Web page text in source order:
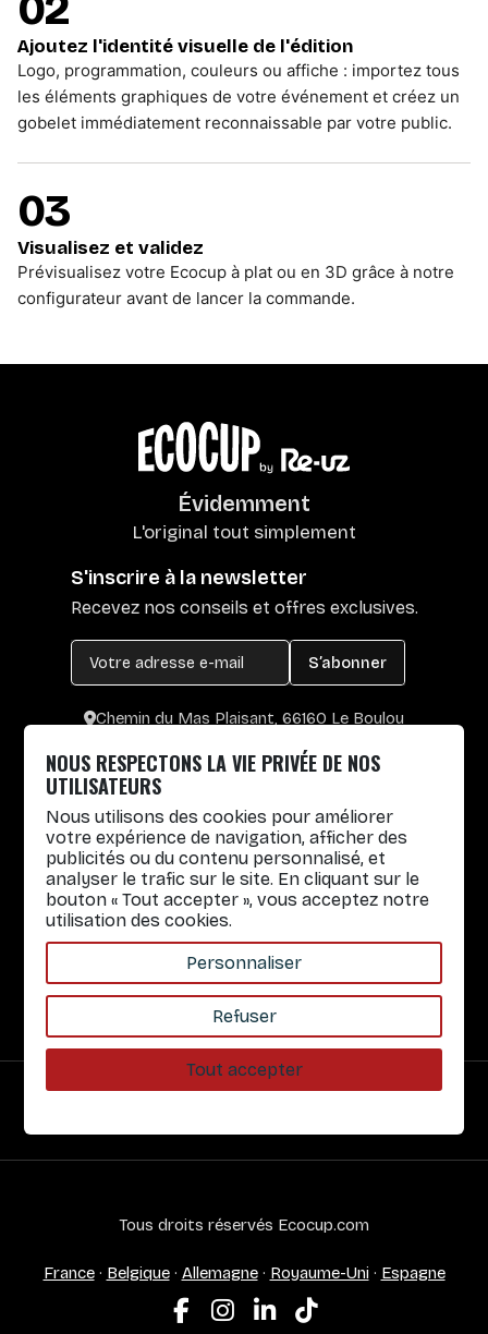
Ajoutez l'identité visuelle de l'édition
Logo, programmation, couleurs ou affiche : importez tous
les éléments graphiques de votre événement et créez un
gobelet immédiatement reconnaissable par votre public.
03
Visualisez et validez
Prévisualisez votre Ecocup à plat ou en 3D grâce à notre
configurateur avant de lancer la commande.
Évidemment
L'original tout simplement
S'inscrire à la newsletter
Recevez nos conseils et offres exclusives.
S’abonner
Chemin du Mas Plaisant, 66160 Le Boulou
Lun. au Vend. : 8h30-12h30 / 14h-17h
Gobelets réutilisables
Infos pratiques
Liens rapides
Nos Services
À propos
Tous droits réservés Ecocup.com
France· Belgique· Allemagne· Royaume-Uni · Espagne
NOUS RESPECTONS LA VIE PRIVÉE DE NOS
UTILISATEURS
Nous utilisons des cookies pour améliorer
votre expérience de navigation, afficher des
publicités ou du contenu personnalisé, et
analyser le trafic sur le site. En cliquant sur le
bouton « Tout accepter », vous acceptez notre
utilisation des cookies.
Personnaliser
Refuser
Tout accepter